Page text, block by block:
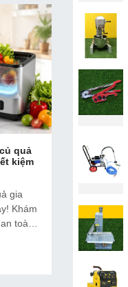
quả
kiệm
gia
Khám
toàn,
quả,